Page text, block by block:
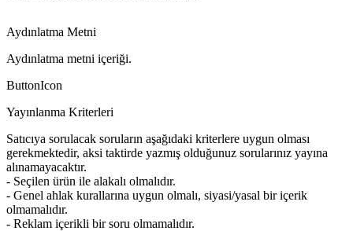
Aydınlatma Metni
Aydınlatma metni içeriği.
ButtonIcon
Yayınlanma Kriterleri
Satıcıya sorulacak soruların aşağıdaki kriterlere uygun olması
gerekmektedir, aksi taktirde yazmış olduğunuz sorularınız yayına
alınamayacaktır.
- Seçilen ürün ile alakalı olmalıdır.
- Genel ahlak kurallarına uygun olmalı, siyasi/yasal bir içerik
olmamalıdır.
- Reklam içerikli bir soru olmamalıdır.